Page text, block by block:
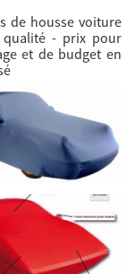
de housse voiture
qualité - prix pour
et de budget en